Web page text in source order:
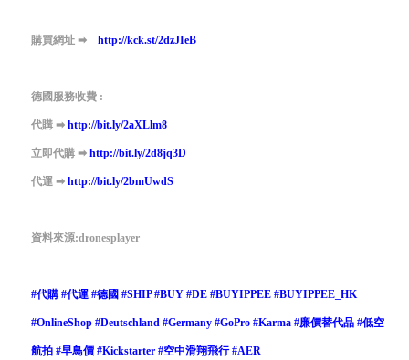
購買網址 ➡ http://kck.st/2dzJIeB
德國服務收費 :
代購 ➡ http://bit.ly/2aXLlm8
立即代購 ➡ http://bit.ly/2d8jq3D
代運 ➡ http://bit.ly/2bmUwdS
資料來源:dronesplayer
#代購 #代運 #德國 #SHIP #BUY #DE #BUYIPPEE #BUYIPPEE_HK
#OnlineShop #Deutschland #Germany #GoPro #Karma #廉價替代品 #低空
航拍 #早鳥價 #Kickstarter #空中滑翔飛行 #AER